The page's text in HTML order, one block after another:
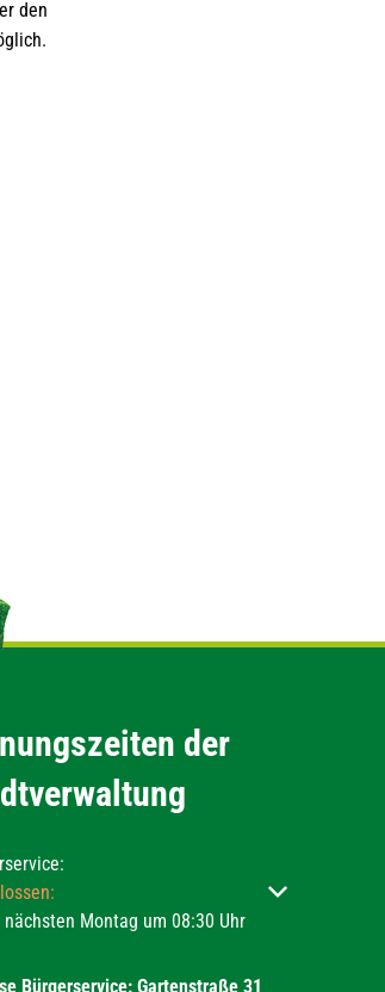
den
der
um weitere Öffnungs- oder Schließzeiten
Montag um 08:30 Uhr
Bürgerservice: Gartenstraße 31